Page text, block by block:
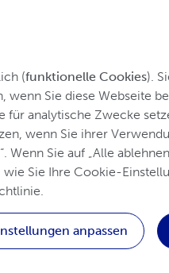
& Unterstützung
(funktionelle Cookies).
Sie diese Webseite
für analytische Zwecke
wenn Sie ihrer
Sie auf „Alle
Sie Ihre Cookie-
anpassen